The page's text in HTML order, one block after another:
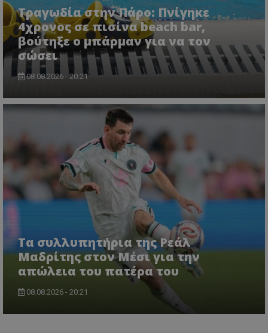
Τραγωδία στην Πάρο: Πνίγηκε
4χρονος σε πισίνα beach bar,
βούτηξε ο μπάρμαν για να τον
σώσει
08.08.2026 - 20:21
Τα συλλυπητήρια της Ρεάλ
Μαδρίτης στον Μέσι για την
απώλεια του πατέρα του
08.08.2026 - 20:21